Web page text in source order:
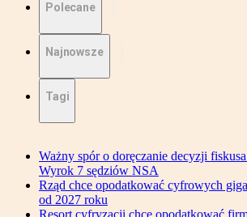
Polecane
Najnowsze
Tagi
Ważny spór o doręczanie decyzji
Wyrok 7 sędziów NSA
Rząd chce opodatkować cyfrowych
od 2027 roku
Resort cyfryzacji chce opodatkować